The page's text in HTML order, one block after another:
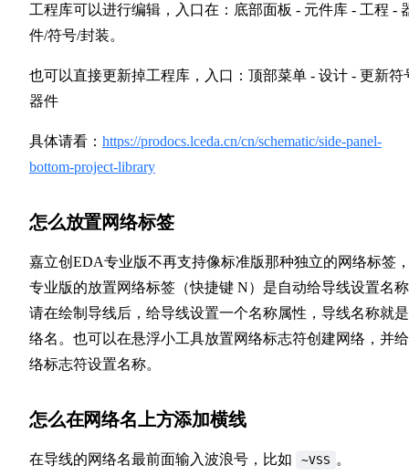
工程库可以进行编辑，入口在：底部面板 - 元件库 - 工程 -
件/符号/封装。
也可以直接更新掉工程库，入口：顶部菜单 - 设计 - 更新符
器件
具体请看： https://prodocs.lceda.cn/cn/schematic/side-panel-
bottom-project-library
怎么放置网络标签
嘉立创EDA专业版不再支持像标准版那种独立的网络标签
专业版的放置网络标签（快捷键 N）是自动给导线设置名
请在绘制导线后，给导线设置一个名称属性，导线名称就
络名。也可以在悬浮小工具放置网络标志符创建网络，并
络标志符设置名称。
怎么在网络名上方添加横线
在导线的网络名最前面输入波浪号，比如 ~VSS 。